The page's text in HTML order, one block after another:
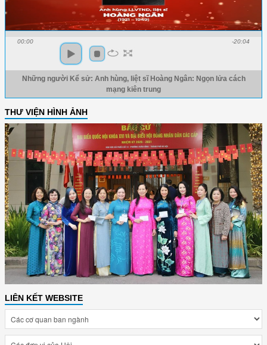
00:00 -20:04
Những người Kể sử: Anh hùng, liệt sĩ Hoàng Ngân: Ngọn lửa cách
mạng kiên trung
THƯ VIỆN HÌNH ẢNH
LIÊN KẾT WEBSITE